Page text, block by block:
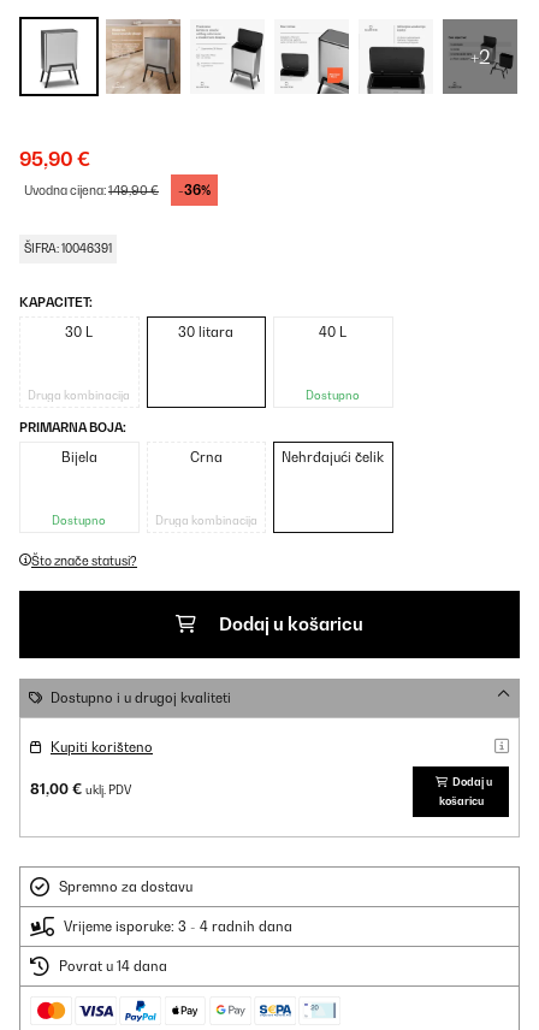
+2
95,90 €
Uvodna cijena:149,90 € -36%
ŠIFRA: 10046391
KAPACITET:
30 L
Druga kombinacija
30 litara 40 L
Dostupno
PRIMARNA BOJA:
Bijela
Dostupno
Crna
Druga kombinacija
Nehrđajući čelik
Što znače statusi?
Dodaj u košaricu
Dostupno i u drugoj kvaliteti
Kupiti korišteno
81,00 € uklj. PDV
Dodaj u
košaricu
Spremno za dostavu
Vrijeme isporuke: 3 - 4 radnih dana
Povrat u 14 dana